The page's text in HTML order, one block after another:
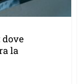
dove
la